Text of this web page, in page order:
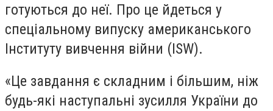
готуються до неї. Про це йдеться у
спеціальному випуску американського
Інституту вивчення війни (ISW).
«Це завдання є складним і більшим, ніж
будь-які наступальні зусилля України до